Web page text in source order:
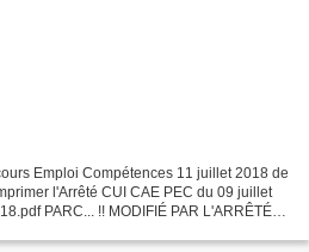
Emploi Compétences 11 juillet 2018 de
l'Arrêté CUI CAE PEC du 09 juillet
PARC... !! MODIFIÉ PAR L'ARRÊTÉ